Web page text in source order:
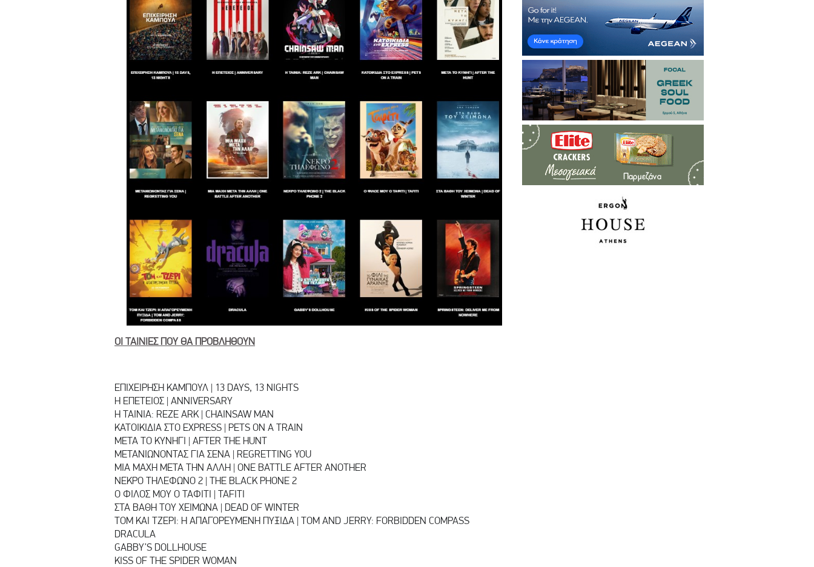
ΟΙ ΤΑΙΝΙΕΣ ΠΟΥ ΘΑ ΠΡΟΒΛΗΘΟΥΝ
ΕΠΙΧΕΙΡΗΣΗ ΚΑΜΠΟΥΛ | 13 DAYS, 13 NIGHTS
Η ΕΠΕΤΕΙΟΣ | ANNIVERSARY
Η ΤΑΙΝΙΑ: REZE ARK | CHAINSAW MAN
ΚΑΤΟΙΚΙΔΙΑ ΣΤΟ EXPRESS | PETS ON A TRAIN
ΜΕΤΑ ΤΟ ΚΥΝΗΓΙ | AFTER THE HUNT
ΜΕΤΑΝΙΩΝΟΝΤΑΣ ΓΙΑ ΣΕΝΑ | REGRETTING YOU
ΜΙΑ ΜΑΧΗ ΜΕΤΑ ΤΗΝ ΑΛΛΗ | ONE BATTLE AFTER ANOTHER
ΝΕΚΡΟ ΤΗΛΕΦΩΝΟ 2 | THE BLACK PHONE 2
Ο ΦΙΛΟΣ ΜΟΥ Ο ΤΑΦΙΤΙ | TAFITI
ΣΤΑ ΒΑΘΗ ΤΟΥ ΧΕΙΜΩΝΑ | DEAD OF WINTER
ΤΟΜ ΚΑΙ ΤΖΕΡΙ: Η ΑΠΑΓΟΡΕΥΜΕΝΗ ΠΥΞΙΔΑ | TOM AND JERRY: FORBIDDEN COMPASS
DRACULA
GABBY’S DOLLHOUSE
KISS OF THE SPIDER WOMAN